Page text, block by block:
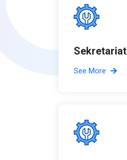
Sekretariat
See More